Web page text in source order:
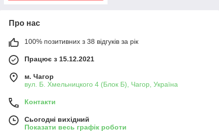
Про нас
100% позитивних з 38 відгуків за рік
Працює з 15.12.2021
м. Чагор
вул. Б. Хмельницкого 4 (Блок Б), Чагор, Україна
Контакти
Сьогодні вихідний
Показати весь графік роботи